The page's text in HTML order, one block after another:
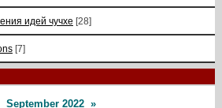
идей чучхе [28]
[7]
September 2022 »